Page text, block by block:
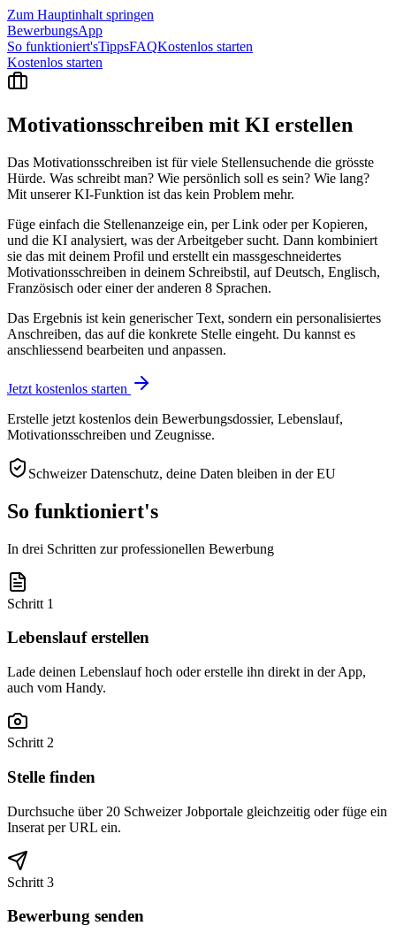
Zum Hauptinhalt springen
BewerbungsApp
So funktioniert'sTippsFAQKostenlos starten
Kostenlos starten
Motivationsschreiben mit KI erstellen
Das Motivationsschreiben ist für viele Stellensuchende die grösste
Hürde. Was schreibt man? Wie persönlich soll es sein? Wie lang?
Mit unserer KI-Funktion ist das kein Problem mehr.
Füge einfach die Stellenanzeige ein, per Link oder per Kopieren,
und die KI analysiert, was der Arbeitgeber sucht. Dann kombiniert
sie das mit deinem Profil und erstellt ein massgeschneidertes
Motivationsschreiben in deinem Schreibstil, auf Deutsch, Englisch,
Französisch oder einer der anderen 8 Sprachen.
Das Ergebnis ist kein generischer Text, sondern ein personalisiertes
Anschreiben, das auf die konkrete Stelle eingeht. Du kannst es
anschliessend bearbeiten und anpassen.
Jetzt kostenlos starten
Erstelle jetzt kostenlos dein Bewerbungsdossier, Lebenslauf,
Motivationsschreiben und Zeugnisse.
Schweizer Datenschutz, deine Daten bleiben in der EU
So funktioniert's
In drei Schritten zur professionellen Bewerbung
Schritt 1
Lebenslauf erstellen
Lade deinen Lebenslauf hoch oder erstelle ihn direkt in der App,
auch vom Handy.
Schritt 2
Stelle finden
Durchsuche über 20 Schweizer Jobportale gleichzeitig oder füge ein
Inserat per URL ein.
Schritt 3
Bewerbung senden